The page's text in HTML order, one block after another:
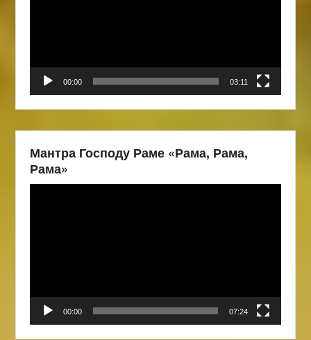
00:00 03:11
Мантра Господу Раме «Рама, Рама,
Рама»
00:00 07:24